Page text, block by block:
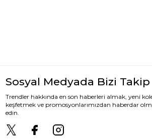
Sosyal Medyada Bizi
Trendler hakkında en son haberleri almak, yeni
keşfetmek ve promosyonlarımızdan haberdar
edin.